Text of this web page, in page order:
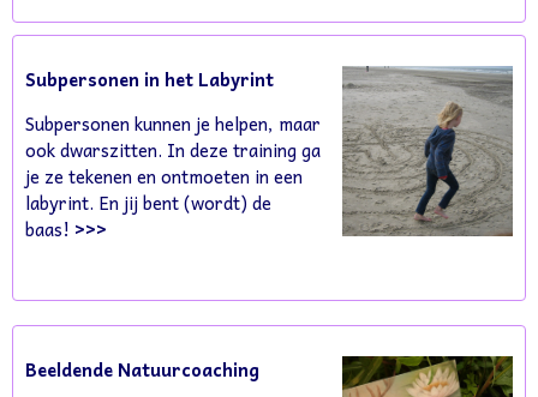
Subpersonen in het Labyrint
Subpersonen kunnen je helpen, maar
ook dwarszitten. In deze training ga
je ze tekenen en ontmoeten in een
labyrint. En jij bent (wordt) de
baas! >>>
Beeldende Natuurcoaching